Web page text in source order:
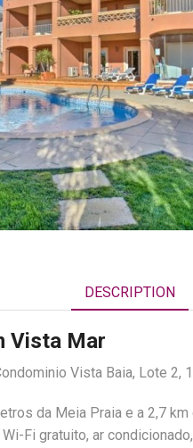
DESCRIPTION
Vista Mar
Vista Baia, Lote 2,
da Meia Praia e a 2,7
Fi gratuito, ar